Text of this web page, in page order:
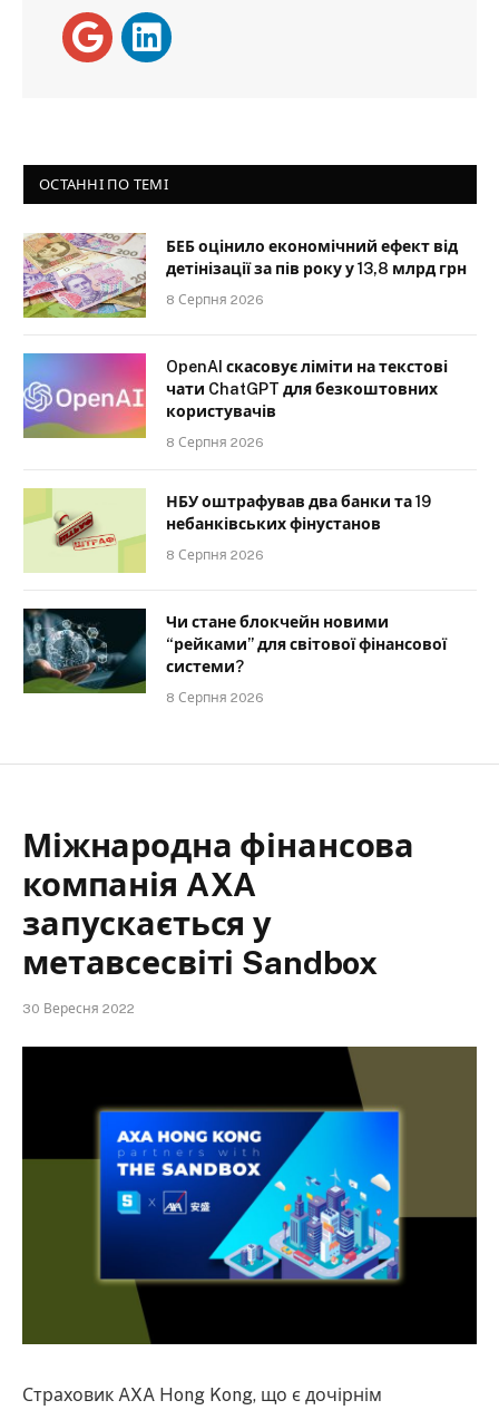
ОСТАННІ ПО ТЕМІ
БЕБ оцінило економічний ефект від
детінізації за пів року у 13,8 млрд грн
8 Серпня 2026
OpenAI скасовує ліміти на текстові
чати ChatGPT для безкоштовних
користувачів
8 Серпня 2026
НБУ оштрафував два банки та 19
небанківських фінустанов
8 Серпня 2026
Чи стане блокчейн новими
“рейками” для світової фінансової
системи?
8 Серпня 2026
Міжнародна фінансова
компанія AXA
запускається у
метавсесвіті Sandbox
30 Вересня 2022
Страховик AXA Hong Kong, що є дочірнім